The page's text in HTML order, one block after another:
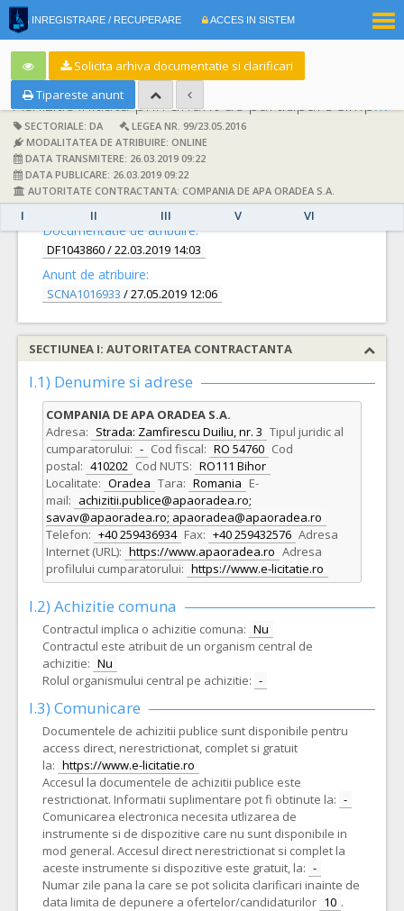
INREGISTRARE / RECUPERARE ACCES IN SISTEM
Solicita arhiva documentatie si clarificari
Tipareste anunt
Achizitie initiata prin anunt de participare simplificat:
SECTORIALE: DA
LEGEA NR. 99/23.05.2016
MODALITATEA DE ATRIBUIRE: ONLINE
DATA TRANSMITERE: 26.03.2019 09:22
DATA PUBLICARE: 26.03.2019 09:22
AUTORITATE CONTRACTANTA: COMPANIA DE APA ORADEA S.A.
I II III V VI
DETALII
Documentatie de atribuire:
DF1043860/ 22.03.2019 14:03
Anunt de atribuire:
SCNA1016933 / 27.05.2019 12:06
SECTIUNEA I: AUTORITATEA CONTRACTANTA
I.1) Denumire si adrese
COMPANIA DE APA ORADEA S.A.
Adresa: Strada: Zamfirescu Duiliu, nr. 3 Tipul juridic al
cumparatorului: - Cod fiscal: RO 54760 Cod
postal: 410202 Cod NUTS: RO111 Bihor
Localitate: Oradea Tara: Romania E-
mail: achizitii.publice@apaoradea.ro;
savav@apaoradea.ro; apaoradea@apaoradea.ro
Telefon: +40 259436934 Fax: +40 259432576 Adresa
Internet (URL): https://www.apaoradea.ro Adresa
profilului cumparatorului: https://www.e-licitatie.ro
I.2) Achizitie comuna
Contractul implica o achizitie comuna: Nu
Contractul este atribuit de un organism central de
achizitie: Nu
Rolul organismului central pe achizitie: -
I.3) Comunicare
Documentele de achizitii publice sunt disponibile pentru
access direct, nerestrictionat, complet si gratuit
la: https://www.e-licitatie.ro
Accesul la documentele de achizitii publice este
restrictionat. Informatii suplimentare pot fi obtinute la: -
Comunicarea electronica necesita utlizarea de
instrumente si de dispozitive care nu sunt disponibile in
mod general. Accesul direct nerestrictionat si complet la
aceste instrumente si dispozitive este gratuit, la: -
Numar zile pana la care se pot solicita clarificari inainte de
data limita de depunere a ofertelor/candidaturilor 10 .